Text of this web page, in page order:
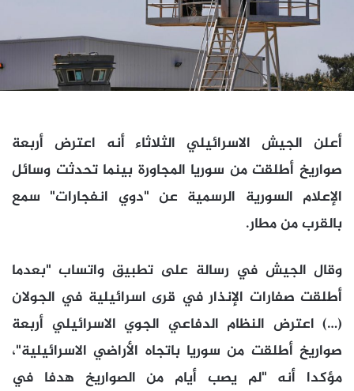
أعلن الجيش الاسرائيلي الثلاثاء أنه اعترض أربعة
صواريخ أطلقت من سوريا المجاورة بينما تحدثت وسائل
الإعلام السورية الرسمية عن "دوي انفجارات" سمع
بالقرب من مطار.
وقال الجيش في رسالة على تطبيق واتساب "بعدما
أطلقت صفارات الإنذار في قرى اسرائيلية في الجولان
(…) اعترض النظام الدفاعي الجوي الاسرائيلي أربعة
صواريخ أطلقت من سوريا باتجاه الأراضي الاسرائيلية"،
مؤكدا أنه "لم يصب أيام من الصواريخ هدفا في